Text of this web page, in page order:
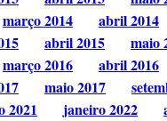
março 2014 abril 2014
abril 2015 maio
março 2016 abril 2016
maio 2017
2021 janeiro 2022